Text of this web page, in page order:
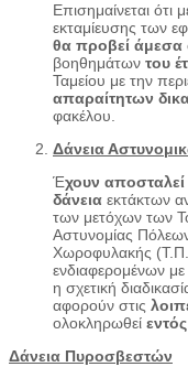
Επισημαίνεται ότι
εκταμίευσης των
θα προβεί άμεσα
βοηθημάτων του
Ταμείου με την
απαραίτητων
φακέλου.
Δάνεια
Έχουν
δάνεια εκτάκτων
των μετόχων των
Αστυνομίας
Χωροφυλακής
ενδιαφερομένων
η σχετική
αφορούν στις
ολοκληρωθεί
Δάνεια Πυροσβεστών